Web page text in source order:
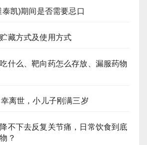
凯)期间是否需要忌口
藏方式及使用方式
什么、靶向药怎么存放、漏服药物
离世，小儿子刚满三岁
不下去反复关节痛，日常饮食到底
？